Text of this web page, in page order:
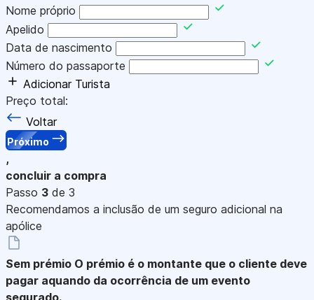
Nome próprio
Apelido
Data de nascimento
Número do passaporte
Adicionar Turista
Preço total:
Voltar
Próximo
,
concluir a compra
Passo 3 de 3
Recomendamos a inclusão de um seguro adicional na
apólice
Sem prémio O prémio é o montante que o cliente deve
pagar aquando da ocorrência de um evento
segurado.